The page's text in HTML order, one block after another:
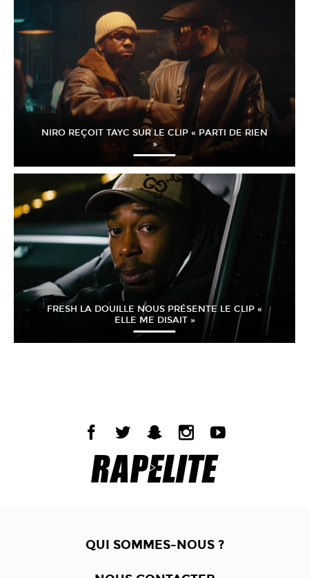
NIRO REÇOIT TAYC SUR LE CLIP « PARTI DE RIEN
»
FRESH LA DOUILLE NOUS PRÉSENTE LE CLIP «
ELLE ME DISAIT »
QUI SOMMES-NOUS ?